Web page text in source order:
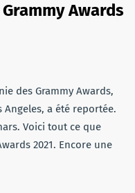
Awards
des Grammy Awards,
Angeles, a été reportée.
Voici tout ce que
2021. Encore une